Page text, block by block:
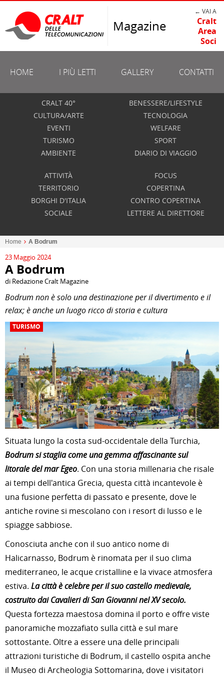
Magazine
← VAI A
Cralt
Area
Soci
HOME I PIÙ LETTI GALLERY CONTATTI
CRALT 40°
CULTURA/ARTE
EVENTI
TURISMO
AMBIENTE
BENESSERE/LIFESTYLE
TECNOLOGIA
WELFARE
SPORT
DIARIO DI VIAGGIO
ATTIVITÀ
TERRITORIO
BORGHI D'ITALIA
SOCIALE
FOCUS
COPERTINA
CONTRO COPERTINA
LETTERE AL DIRETTORE
Home A Bodrum
23 Maggio 2024
A Bodrum
di Redazione Cralt Magazine
Bodrum non è solo una destinazione per il divertimento e il
relax; è anche un luogo ricco di storia e cultura
TURISMO
Situata lungo la costa sud-occidentale della Turchia,
Bodrum si staglia come una gemma affascinante sul
litorale del mar Egeo. Con una storia millenaria che risale
ai tempi dell'antica Grecia, questa città incantevole è
una fusione perfetta di passato e presente, dove le
antiche rovine si mescolano con i resort di lusso e le
spiagge sabbiose.
Conosciuta anche con il suo antico nome di
Halicarnasso, Bodrum è rinomata per il suo clima
mediterraneo, le acque cristalline e la vivace atmosfera
estiva. La città è celebre per il suo castello medievale,
costruito dai Cavalieri di San Giovanni nel XV secolo.
Questa fortezza maestosa domina il porto e offre viste
panoramiche mozzafiato sulla città e sul mare
sottostante. Oltre a essere una delle principali
attrazioni turistiche di Bodrum, il castello ospita anche
il Museo di Archeologia Sottomarina, dove i visitatori